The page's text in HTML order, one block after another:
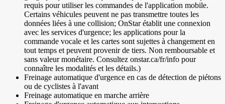
requis pour utiliser les commandes de l'application mobile.
Certains véhicules peuvent ne pas transmettre toutes les
données liées à une collision; OnStar établit une connexion
avec les services d'urgence; les applications pour la
commande vocale et les cartes sont sujettes à changement en
tout temps et peuvent provenir de tiers. Non remboursable et
sans valeur monétaire. Consultez onstar.ca/fr/info pour
connaître les modalités et les détails.)
Freinage automatique d'urgence en cas de détection de piétons
ou de cyclistes à l'avant
Freinage automatique en marche arrière